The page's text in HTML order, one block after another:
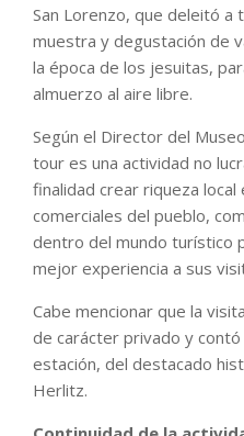
San Lorenzo, que deleitó a
muestra y degustación de
la época de los jesuitas,
almuerzo al aire libre.
Según el Director del
tour es una actividad no
finalidad crear riqueza
comerciales del pueblo,
dentro del mundo turístico
mejor experiencia a sus
Cabe mencionar que la
de carácter privado y
estación, del destacado
Herlitz.